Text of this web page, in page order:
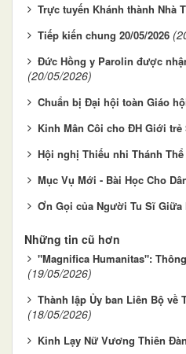
Trực tuyến Khánh thành Nhà
Tiếp kiến chung 20/05/2026
Đức Hồng y Parolin được
(20/05/2026)
Chuẩn bị Đại hội toàn Giáo
Kinh Mân Côi cho ĐH Giới trẻ
Hội nghị Thiếu nhi Thánh Thể
Mục Vụ Mới - Bài Học Cho
Ơn Gọi của Người Tu Sĩ Giữa
Những tin cũ hơn
"Magnifica Humanitas":
(19/05/2026)
Thành lập Ủy ban Liên Bộ về
(18/05/2026)
Kinh Lạy Nữ Vương Thiên